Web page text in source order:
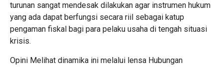
turunan sangat mendesak dilakukan agar instrumen hukum
yang ada dapat berfungsi secara riil sebagai katup
pengaman fiskal bagi para pelaku usaha di tengah situasi
krisis.
Opini Melihat dinamika ini melalui lensa Hubungan